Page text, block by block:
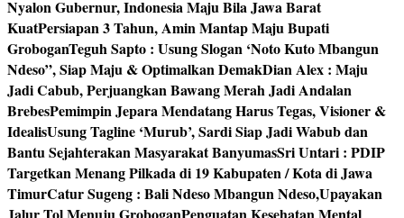
Nyalon Gubernur, Indonesia Maju Bila Jawa Barat
KuatPersiapan 3 Tahun, Amin Mantap Maju Bupati
GroboganTeguh Sapto : Usung Slogan ‘Noto Kuto Mbangun
Ndeso”, Siap Maju & Optimalkan DemakDian Alex : Maju
Jadi Cabub, Perjuangkan Bawang Merah Jadi Andalan
BrebesPemimpin Jepara Mendatang Harus Tegas, Visioner &
IdealisUsung Tagline ‘Murub’, Sardi Siap Jadi Wabub dan
Bantu Sejahterakan Masyarakat BanyumasSri Untari : PDIP
Targetkan Menang Pilkada di 19 Kabupaten / Kota di Jawa
TimurCatur Sugeng : Bali Ndeso Mbangun Ndeso,Upayakan